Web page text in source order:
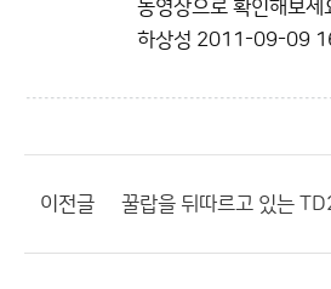
동영상으로 확인해보세
하상성 2011-09-09
이전글 꿀랍을 뒤따르고 있는